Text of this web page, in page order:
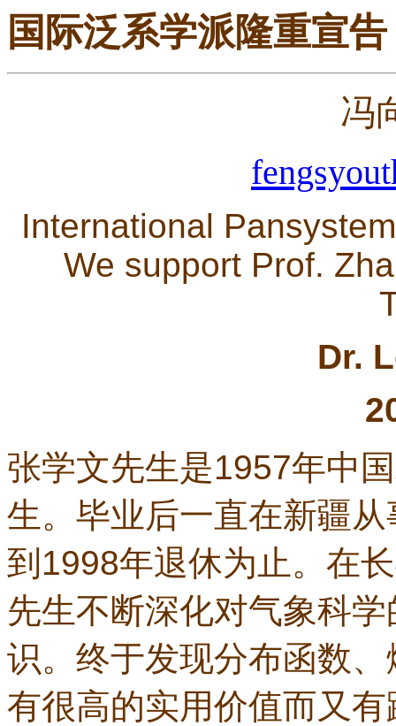
国际泛系学派隆重宣
冯
International
We support Prof.
Dr.
张学文先生是1957年中
生。毕业后一直在新疆
到 1998年退休为止。在
先生不断深化对气象科
识。终于发现分布函数
有很高的实用价值而又